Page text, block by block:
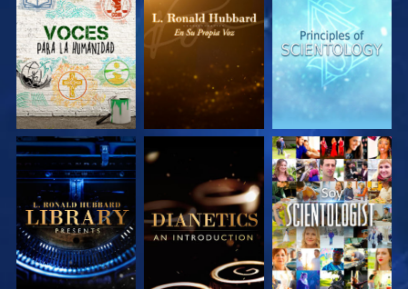
EXPLORA LAS
SERIES
EXPLORA LAS
SERIES
EXPLORA LAS
SERIES
EXPLORA LAS
SERIES
EXPLORA LAS
SERIES
VE